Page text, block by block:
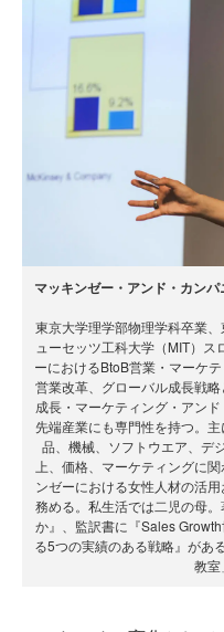
マッキンゼー・アンド・カン
東京大学理学部物理学科卒業
ューセッツ工科大学（MIT）
ーにおけるBtoB営業・マーケ
営業改革、グローバル成長戦
成長・マーケティング・アン
先端産業にも専門性を持つ。
品、機械、ソフトウエア、デ
上、価格、マーケティングに
ンゼーにおける女性人材の活
務める。私生活では二児の母
か』、監訳書に『Sales
る5つの実績のある戦略』があ
教室